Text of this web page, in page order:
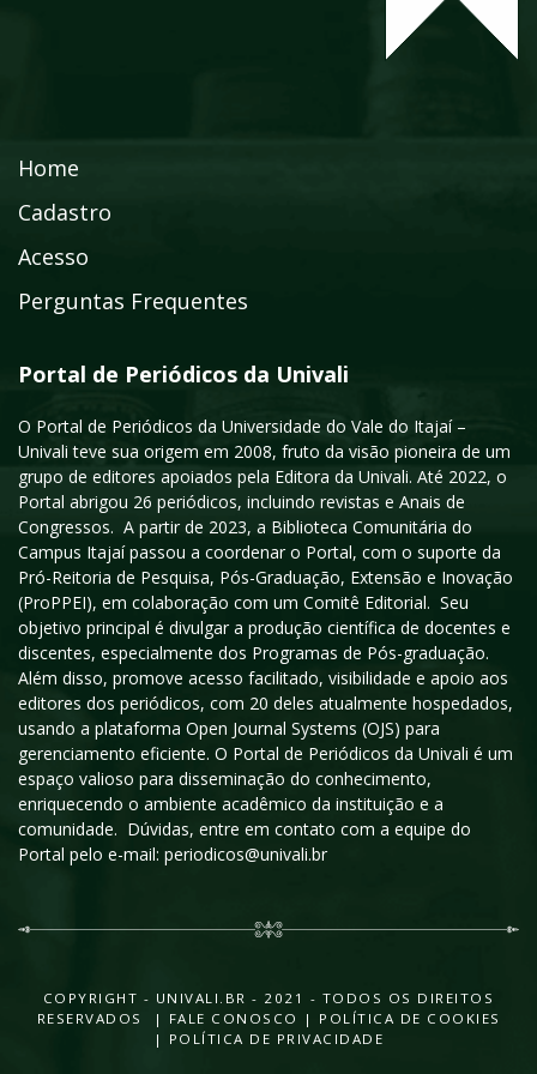
Home
Cadastro
Acesso
Perguntas Frequentes
Portal de Periódicos da Univali
O Portal de Periódicos da Universidade do Vale do Itajaí –
Univali teve sua origem em 2008, fruto da visão pioneira de um
grupo de editores apoiados pela Editora da Univali. Até 2022, o
Portal abrigou 26 periódicos, incluindo revistas e Anais de
Congressos. A partir de 2023, a Biblioteca Comunitária do
Campus Itajaí passou a coordenar o Portal, com o suporte da
Pró-Reitoria de Pesquisa, Pós-Graduação, Extensão e Inovação
(ProPPEI), em colaboração com um Comitê Editorial. Seu
objetivo principal é divulgar a produção científica de docentes e
discentes, especialmente dos Programas de Pós-graduação.
Além disso, promove acesso facilitado, visibilidade e apoio aos
editores dos periódicos, com 20 deles atualmente hospedados,
usando a plataforma Open Journal Systems (OJS) para
gerenciamento eficiente. O Portal de Periódicos da Univali é um
espaço valioso para disseminação do conhecimento,
enriquecendo o ambiente acadêmico da instituição e a
comunidade. Dúvidas, entre em contato com a equipe do
Portal pelo e-mail: periodicos@univali.br
COPYRIGHT - UNIVALI.BR - 2021 - TODOS OS DIREITOS
RESERVADOS |
FALE CONOSCO | POLÍTICA DE COOKIES
| POLÍTICA DE PRIVACIDADE